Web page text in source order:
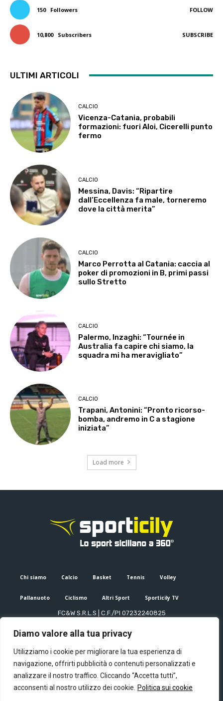
Diamo valore alla tua privacy
Utilizziamo i cookie per migliorare la tua esperienza di
navigazione, offrirti pubblicità o contenuti personalizzati e
analizzare il nostro traffico. Cliccando “Accetta tutti”,
acconsenti al nostro utilizzo dei cookie.
Politica sui cookie
150 Followers FOLLOW
10,800 Subscribers SUBSCRIBE
ULTIMI ARTICOLI
CALCIO
Vicenza-Catania, probabili
formazioni: fuori Aloi, Cicerelli punto
fermo
CALCIO
Messina, Davis: “Ripartire
dall’Eccellenza fa male, torneremo
dove la città merita”
CALCIO
Marco Perrotta al Catania: caccia al
poker di promozioni in B, primi passi
sullo Stretto
CALCIO
Palermo, Inzaghi: “Tournée in
Australia fa capire chi siamo, la
squadra mi ha meravigliato”
CALCIO
Trapani, Antonini: “Pronto ricorso-
bomba, andremo in C a stagione
iniziata”
Load more
Chi siamo Calcio Basket Tennis Volley
Pallanuoto Ciclismo Altri Sport Sporticily TV
FC&W S.R.L.S | C.F./PI 07232240825
Editore e direttore responsabile: Francesco Cammuca | Registro
Mail: info@sporticily.it| Telefono:+39 371 788 7216